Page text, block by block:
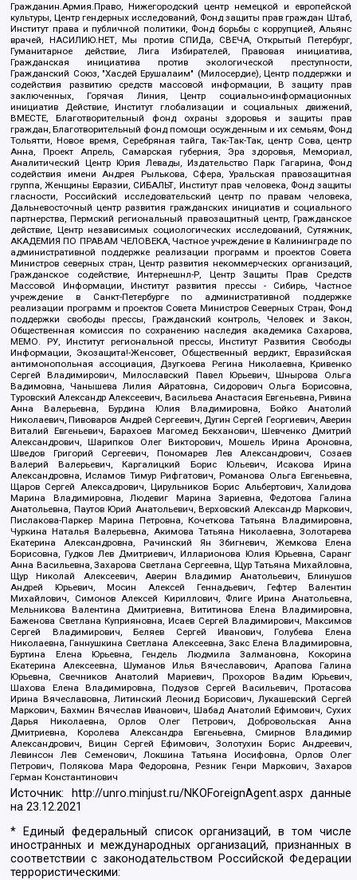
Гражданин.Армия.Право, Нижегородский центр немецкой и европейской
культуры, Центр гендерных исследований, Фонд защиты прав граждан Штаб,
Институт права и публичной политики, Фонд борьбы с коррупцией, Альянс
врачей, НАСИЛИЮ.НЕТ, Мы против СПИДа, СВЕЧА, Открытый Петербург,
Гуманитарное действие, Лига Избирателей, Правовая инициатива,
Гражданская инициатива против экологической преступности,
Гражданский Союз, "Хасдей Ерушалаим" (Милосердие), Центр поддержки и
содействия развитию средств массовой информации, В защиту прав
заключенных, Горячая Линия, Центр социально-информационных
инициатив Действие, Институт глобализации и социальных движений,
ВМЕСТЕ, Благотворительный фонд охраны здоровья и защиты прав
граждан, Благотворительный фонд помощи осужденным и их семьям, Фонд
Тольятти, Новое время, Серебряная тайга, Так-Так-Так, центр Сова, центр
Анна, Проект Апрель, Самарская губерния, Эра здоровья, Мемориал,
Аналитический Центр Юрия Левады, Издательство Парк Гагарина, Фонд
содействия имени Андрея Рылькова, Сфера, Уральская правозащитная
группа, Женщины Евразии, СИБАЛЬТ, Институт прав человека, Фонд защиты
гласности, Российский исследовательский центр по правам человека,
Дальневосточный центр развития гражданских инициатив и социального
партнерства, Пермский региональный правозащитный центр, Гражданское
действие, Центр независимых социологических исследований, Сутяжник,
АКАДЕМИЯ ПО ПРАВАМ ЧЕЛОВЕКА, Частное учреждение в Калининграде по
административной поддержке реализации программ и проектов Совета
Министров северных стран, Центр развития некоммерческих организаций,
Гражданское содействие, Интернешнл-Р, Центр Защиты Прав Средств
Массовой Информации, Институт развития прессы - Сибирь, Частное
учреждение в Санкт-Петербурге по административной поддержке
реализации программ и проектов Совета Министров Северных Стран, Фонд
поддержки свободы прессы, Гражданский контроль, Человек и Закон,
Общественная комиссия по сохранению наследия академика Сахарова,
МЕМО. РУ, Институт региональной прессы, Институт Развития Свободы
Информации, Экозащита!-Женсовет, Общественный вердикт, Евразийская
антимонопольная ассоциация, Дзугкоева Регина Николаевна, Кривенко
Сергей Владимирович, Милославский Павел Юрьевич, Шнырова Ольга
Вадимовна, Чанышева Лилия Айратовна, Сидорович Ольга Борисовна,
Туровский Александр Алексеевич, Васильева Анастасия Евгеньевна, Ривина
Анна Валерьевна, Бурдина Юлия Владимировна, Бойко Анатолий
Николаевич, Пивоваров Андрей Сергеевич, Дугин Сергей Георгиевич, Аверин
Виталий Евгеньевич, Барахоев Магомед Бекханович, Шевченко Дмитрий
Александрович, Шарипков Олег Викторович, Мошель Ирина Ароновна,
Шведов Григорий Сергеевич, Пономарев Лев Александрович, Созаев
Валерий Валерьевич, Каргалицкий Борис Юльевич, Исакова Ирина
Александровна, Исламов Тимур Рифгатович, Романова Ольга Евгеньевна,
Щаров Сергей Алексадрович, Цирульников Борис Альбертович, Халидова
Марина Владимировна, Людевиг Марина Зариевна, Федотова Галина
Анатольевна, Паутов Юрий Анатольевич, Верховский Александр Маркович,
Пислакова-Паркер Марина Петровна, Кочеткова Татьяна Владимировна,
Чуркина Наталья Валерьевна, Акимова Татьяна Николаевна, Золотарева
Екатерина Александровна, Рачинский Ян Збигневич, Жемкова Елена
Борисовна, Гудков Лев Дмитриевич, Илларионова Юлия Юрьевна, Саранг
Анна Васильевна, Захарова Светлана Сергеевна, Щур Татьяна Михайловна,
Щур Николай Алексеевич, Аверин Владимир Анатольевич, Блинушов
Андрей Юрьевич, Мосин Алексей Геннадьевич, Гефтер Валентин
Михайлович, Симонов Алексей Кириллович, Флиге Ирина Анатольевна,
Мельникова Валентина Дмитриевна, Вититинова Елена Владимировна,
Баженова Светлана Куприяновна, Исаев Сергей Владимирович, Максимов
Сергей Владимирович, Беляев Сергей Иванович, Голубева Елена
Николаевна, Ганнушкина Светлана Алексеевна, Закс Елена Владимировна,
Буртина Елена Юрьевна, Гендель Людмила Залмановна, Кокорина
Екатерина Алексеевна, Шуманов Илья Вячеславович, Арапова Галина
Юрьевна, Свечников Анатолий Мариевич, Прохоров Вадим Юрьевич,
Шахова Елена Владимировна, Подузов Сергей Васильевич, Протасова
Ирина Вячеславовна, Литинский Леонид Борисович, Лукашевский Сергей
Маркович, Бахмин Вячеслав Иванович, Шабад Анатолий Ефимович, Сухих
Дарья Николаевна, Орлов Олег Петрович, Добровольская Анна
Дмитриевна, Королева Александра Евгеньевна, Смирнов Владимир
Александрович, Вицин Сергей Ефимович, Золотухин Борис Андреевич,
Левинсон Лев Семенович, Локшина Татьяна Иосифовна, Орлов Олег
Петрович, Полякова Мара Федоровна, Резник Генри Маркович, Захаров
Герман Константинович
Источник: http://unro.minjust.ru/NKOForeignAgent.aspxданные
на23.12.2021
* Единый федеральный список организаций, в том числе
иностранных и международных организаций, признанных в
соответствии с законодательством Российской Федерации
террористическими: